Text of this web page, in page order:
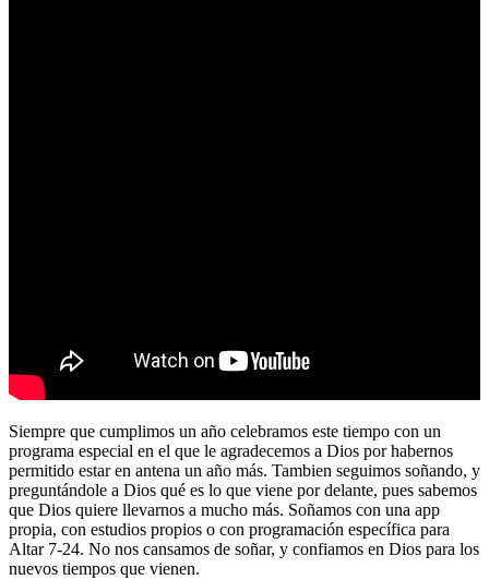
Siempre que cumplimos un año celebramos este tiempo con un
programa especial en el que le agradecemos a Dios por habernos
permitido estar en antena un año más. Tambien seguimos soñando, y
preguntándole a Dios qué es lo que viene por delante, pues sabemos
que Dios quiere llevarnos a mucho más. Soñamos con una app
propia, con estudios propios o con programación específica para
Altar 7-24. No nos cansamos de soñar, y confiamos en Dios para los
nuevos tiempos que vienen.